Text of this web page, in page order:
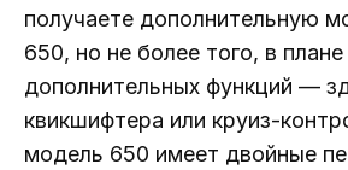
получаете дополнительную
650, но не более того, в плане
дополнительных функций —
квикшифтера или круиз-
модель 650 имеет двойные